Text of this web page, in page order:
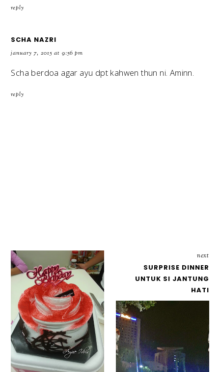
reply
SCHA NAZRI
january 7, 2015 at 9:56 pm
Scha berdoa agar ayu dpt kahwen thun ni. Aminn.
reply
next
SURPRISE DINNER
UNTUK SI JANTUNG
HATI